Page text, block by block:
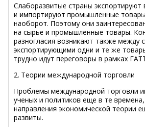
Слаборазвитые страны
и импортируют промышленные
наоборот. Поэтому они
на сырье и промышленные товары.
разногласия возникают также между
экспортирующими одни и те же
трудно идут переговоры в рамках
2. Теории международной торговли
Проблемы международной торговли
ученых и политиков еще в те
направления экономической теории
развиты.